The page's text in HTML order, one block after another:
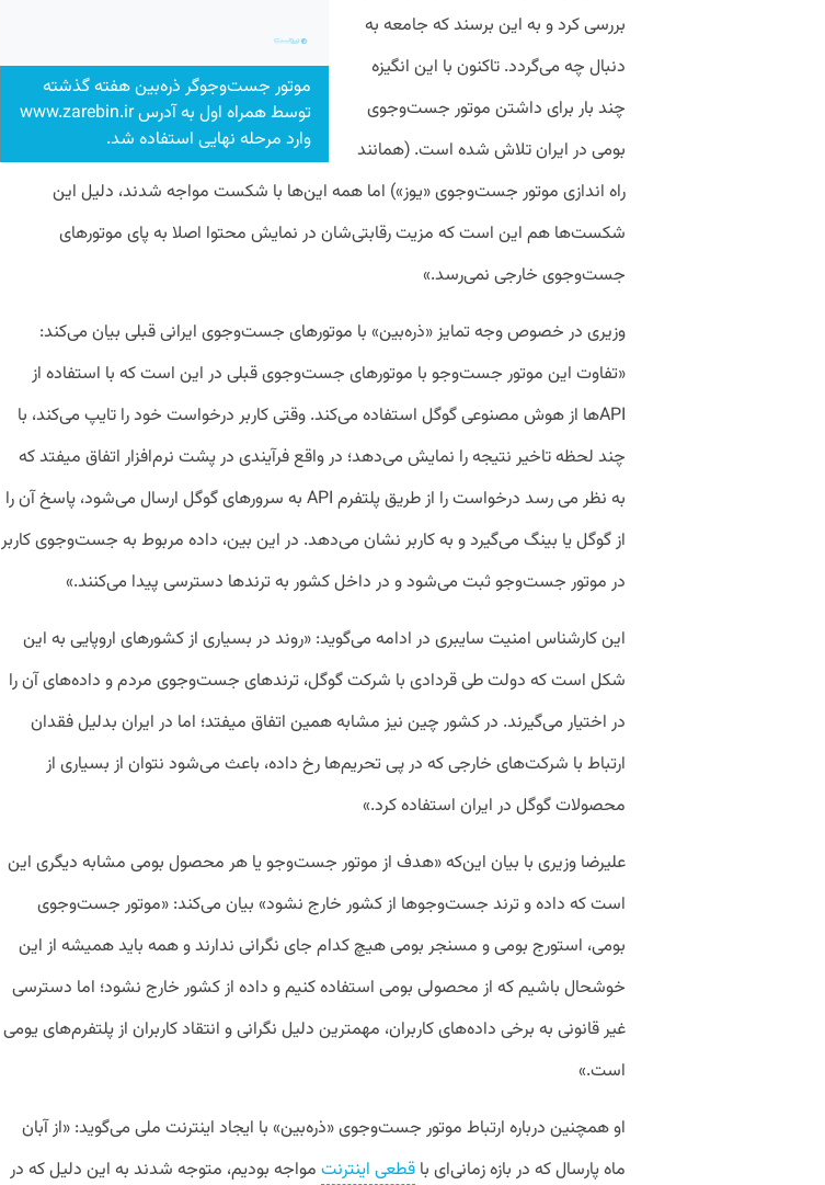
موتور جست‌وجوگر ذره‌بین هفته گذشته
توسط همراه اول به آدرس www.zarebin.ir
وارد مرحله نهایی استفاده شد.
بررسی کرد و به این برسند که جامعه به
دنبال چه می‌گردد. تاکنون با این انگیزه
چند بار برای داشتن موتور جست‌وجوی
بومی در ایران تلاش شده است. (همانند
راه اندازی موتور جست‌وجوی «یوز») اما همه این‌ها با شکست مواجه شدند، دلیل این
شکست‌ها هم این است که مزیت رقابتی‌شان در نمایش محتوا اصلا به پای موتورهای
جست‌وجوی خارجی نمی‌رسد.»
وزیری در خصوص وجه تمایز «ذره‌بین» با موتورهای جست‌وجوی ایرانی قبلی بیان می‌کند:
«تفاوت این موتور جست‌وجو با موتورهای جست‌وجوی قبلی در این است که با استفاده از
APIها از هوش مصنوعی گوگل استفاده می‌کند. وقتی کاربر درخواست خود را تایپ می‌کند، با
چند لحظه تاخیر نتیجه را نمایش می‌دهد؛ در واقع فرآیندی در پشت نرم‌افزار اتفاق میفتد که
به نظر می رسد درخواست را از طریق پلتفرم API به سرورهای گوگل ارسال می‌شود، پاسخ آن را
از گوگل یا بینگ می‌گیرد و به کاربر نشان می‌دهد. در این بین، داده مربوط به جست‌وجوی کاربر
در موتور جست‌وجو ثبت می‌شود و در داخل کشور به ترندها دسترسی پیدا می‌کنند.»
این کارشناس امنیت سایبری در ادامه می‌گوید: «روند در بسیاری از کشورهای اروپایی به این
شکل است که دولت طی قردادی با شرکت گوگل، ترندهای جست‌وجوی مردم و داده‌های آن را
در اختیار می‌گیرند. در کشور چین نیز مشابه همین اتفاق میفتد؛ اما در ایران بدلیل فقدان
ارتباط با شرکت‌های خارجی که در پی تحریم‌ها رخ داده، باعث می‌شود نتوان از بسیاری از
محصولات گوگل در ایران استفاده کرد.»
علیرضا وزیری با بیان این‌که «هدف از موتور جست‌وجو یا هر محصول بومی مشابه دیگری این
است که داده و ترند جست‌وجوها از کشور خارج نشود» بیان می‌کند: «موتور جست‌وجوی
بومی، استورج بومی و مسنجر بومی هیچ کدام جای نگرانی ندارند و همه باید همیشه از این
خوشحال باشیم که از محصولی بومی استفاده کنیم و داده از کشور خارج نشود؛ اما دسترسی
غیر قانونی به برخی داده‌های کاربران، مهمترین دلیل نگرانی و انتقاد کاربران از پلتفرم‌های یومی
است.»
او همچنین درباره ارتباط موتور جست‌وجوی «ذره‌بین» با ایجاد اینترنت ملی می‌گوید: «از آبان
‌ماه پارسال که در بازه زمانی‌ای باقطعی اینترنت مواجه بودیم، متوجه شدند به این دلیل که در